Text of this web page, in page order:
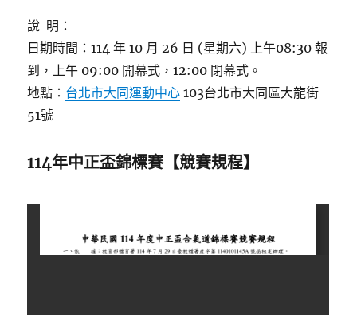
說 明：
日期時間：114 年 10 月 26 日 (星期六) 上午08:30 報
到，上午 09:00 開幕式，12:00 閉幕式。
地點： 台北市大同運動中心 103台北市大同區大龍街
51號
114年中正盃錦標賽【競賽規程】